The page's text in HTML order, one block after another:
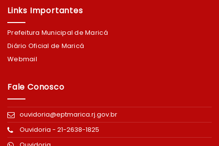
Links Importantes
Prefeitura Municipal de Maricá
Diário Oficial de Maricá
Webmail
Fale Conosco
ouvidoria@eptmarica.rj.gov.br
Ouvidoria - 21-2638-1825